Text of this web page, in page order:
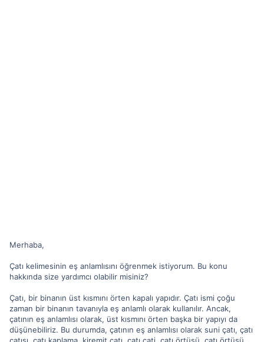
Merhaba,
Çatı kelimesinin eş anlamlısını öğrenmek istiyorum. Bu konu
hakkında size yardımcı olabilir misiniz?
Çatı, bir binanın üst kısmını örten kapalı yapıdır. Çatı ismi çoğu
zaman bir binanın tavanıyla eş anlamlı olarak kullanılır. Ancak,
çatının eş anlamlısı olarak, üst kısmını örten başka bir yapıyı da
düşünebiliriz. Bu durumda, çatının eş anlamlısı olarak suni çatı, çatı
çatısı, çatı kaplama, kiremit çatı, çatı çati, çatı örtüsü, çatı örtüsü,